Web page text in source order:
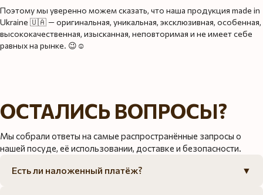
Поэтому мы уверенно можем сказать, что наша продукция made in
Ukraine 🇺🇦 — оригинальная, уникальная, эксклюзивная, особенная,
высококачественная, изысканная, неповторимая и не имеет себе
равных на рынке. 😉☺️
ОСТАЛИСЬ ВОПРОСЫ?
Мы собрали ответы на самые распространённые запросы о
нашей посуде, её использовании, доставке и безопасности.
Есть ли наложенный платёж? ▼